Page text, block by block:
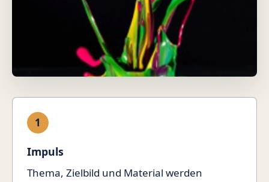
1
Impuls
Thema, Zielbild und Material werden